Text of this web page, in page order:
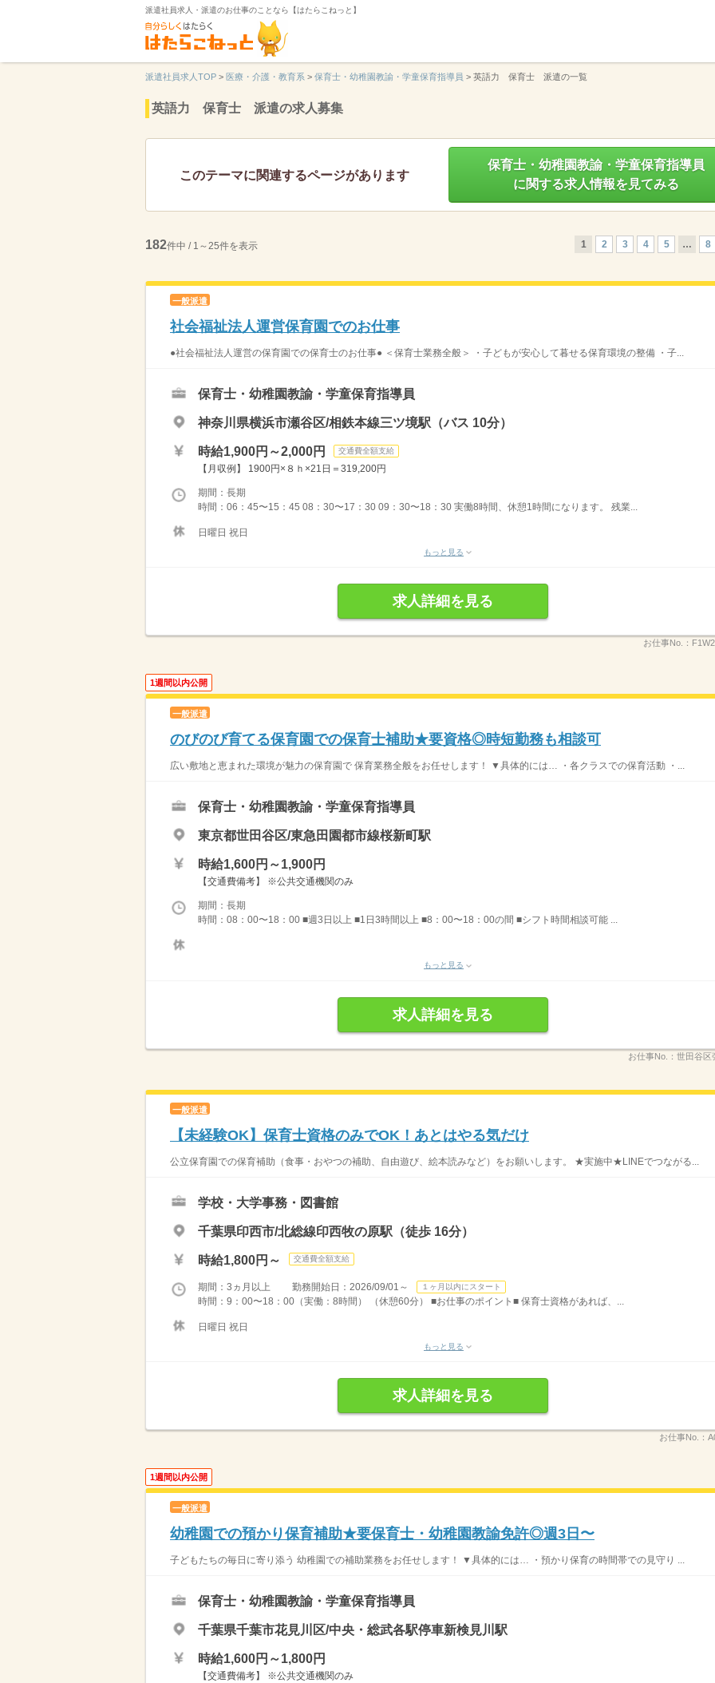
派遣社員求人・派遣のお仕事のことなら【はたらこねっと】
派遣社員求人TOP > 医療・介護・教育系 > 保育士・幼稚園教諭・学童保育指導員 > 英語力 保育士 派遣の一覧
英語力 保育士 派遣の求人募集
このテーマに関連するページがあります
保育士・幼稚園教諭・学童保育指導員
に関する求人情報を見てみる
182件中 / 1～25件を表示 1 2 3 4 5 … 8
一般派遣
社会福祉法人運営保育園でのお仕事
●社会福祉法人運営の保育園での保育士のお仕事● ＜保育士業務全般＞ ・子どもが安心して暮せる保育環境の整備 ・子...
保育士・幼稚園教諭・学童保育指導員
神奈川県横浜市瀬谷区/相鉄本線三ツ境駅（バス 10分）
時給1,900円～2,000円 交通費全額支給
【月収例】 1900円×８ｈ×21日＝319,200円
期間：長期
時間：06：45〜15：45 08：30〜17：30 09：30〜18：30 実働8時間、休憩1時間になります。 残業...
日曜日 祝日
もっと見る
求人詳細を見る
お仕事No.：
1週間以内公開
一般派遣
のびのび育てる保育園での保育士補助★要資格◎時短勤務も相談可
広い敷地と恵まれた環境が魅力の保育園で 保育業務全般をお任せします！ ▼具体的には… ・各クラスでの保育活動 ・...
保育士・幼稚園教諭・学童保育指導員
東京都世田谷区/東急田園都市線桜新町駅
時給1,600円～1,900円
【交通費備考】 ※公共交通機関のみ
期間：長期
時間：08：00〜18：00 ■週3日以上 ■1日3時間以上 ■8：00〜18：00の間 ■シフト時間相談可能 ...
もっと見る
求人詳細を見る
お仕事No.： 世田谷区
一般派遣
【未経験OK】保育士資格のみでOK！あとはやる気だけ
公立保育園での保育補助（食事・おやつの補助、自由遊び、絵本読みなど）をお願いします。 ★実施中★LINEでつながる...
学校・大学事務・図書館
千葉県印西市/北総線印西牧の原駅（徒歩 16分）
時給1,800円～ 交通費全額支給
期間：3ヵ月以上 勤務開始日：2026/09/01～ １ヶ月以内にスタート
時間：9：00〜18：00（実働：8時間） （休憩60分） ■お仕事のポイント■ 保育士資格があれば、...
日曜日 祝日
もっと見る
求人詳細を見る
お仕事No.：
1週間以内公開
一般派遣
幼稚園での預かり保育補助★要保育士・幼稚園教諭免許◎週3日〜
子どもたちの毎日に寄り添う 幼稚園での補助業務をお任せします！ ▼具体的には… ・預かり保育の時間帯での見守り ...
保育士・幼稚園教諭・学童保育指導員
千葉県千葉市花見川区/中央・総武各駅停車新検見川駅
時給1,600円～1,800円
【交通費備考】 ※公共交通機関のみ